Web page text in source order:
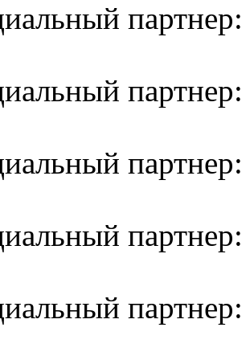
партнер:
партнер:
партнер:
партнер:
партнер: